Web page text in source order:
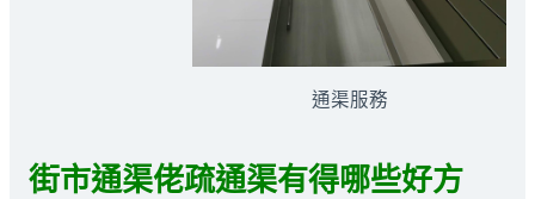
通渠服務
街市通渠佬疏通渠有得哪些好方